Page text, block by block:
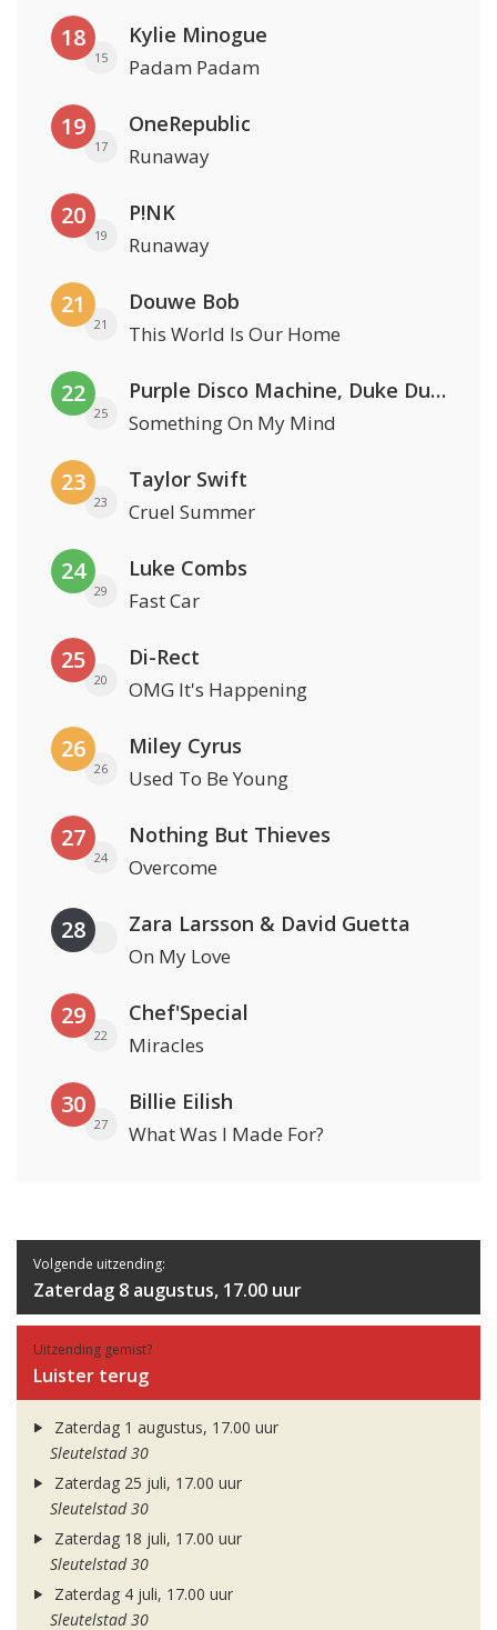
18
15
Kylie Minogue
Padam Padam
19
17
OneRepublic
Runaway
20
19
P!NK
Runaway
21
21
Douwe Bob
This World Is Our Home
22
25
Purple Disco Machine, Duke Dumont & Nothing But Thieves
Something On My Mind
23
23
Taylor Swift
Cruel Summer
24
29
Luke Combs
Fast Car
25
20
Di-Rect
OMG It's Happening
26
26
Miley Cyrus
Used To Be Young
27
24
Nothing But Thieves
Overcome
28 Zara Larsson & David Guetta
On My Love
29
22
Chef'Special
Miracles
30
27
Billie Eilish
What Was I Made For?
Volgende uitzending:
Zaterdag 8 augustus, 17.00 uur
Uitzending gemist?
Luister terug
Zaterdag 1 augustus, 17.00 uur
Sleutelstad 30
Zaterdag 25 juli, 17.00 uur
Sleutelstad 30
Zaterdag 18 juli, 17.00 uur
Sleutelstad 30
Zaterdag 4 juli, 17.00 uur
Sleutelstad 30